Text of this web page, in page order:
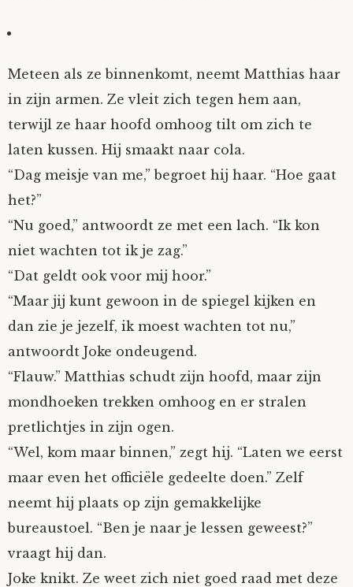
Meteen als ze binnenkomt, neemt Matthias haar
in zijn armen. Ze vleit zich tegen hem aan,
terwijl ze haar hoofd omhoog tilt om zich te
laten kussen. Hij smaakt naar cola.
“Dag meisje van me,” begroet hij haar. “Hoe gaat
het?”
“Nu goed,” antwoordt ze met een lach. “Ik kon
niet wachten tot ik je zag.”
“Dat geldt ook voor mij hoor.”
“Maar jij kunt gewoon in de spiegel kijken en
dan zie je jezelf, ik moest wachten tot nu,”
antwoordt Joke ondeugend.
“Flauw.” Matthias schudt zijn hoofd, maar zijn
mondhoeken trekken omhoog en er stralen
pretlichtjes in zijn ogen.
“Wel, kom maar binnen,” zegt hij. “Laten we eerst
maar even het officiële gedeelte doen.” Zelf
neemt hij plaats op zijn gemakkelijke
bureaustoel. “Ben je naar je lessen geweest?”
vraagt hij dan.
Joke knikt. Ze weet zich niet goed raad met deze